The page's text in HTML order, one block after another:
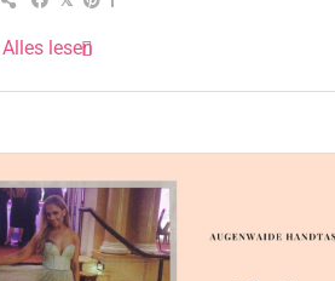
Alles lesen